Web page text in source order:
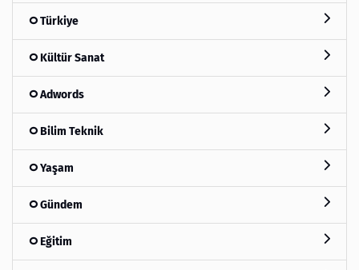
Türkiye
Kültür Sanat
Adwords
Bilim Teknik
Yaşam
Gündem
Eğitim